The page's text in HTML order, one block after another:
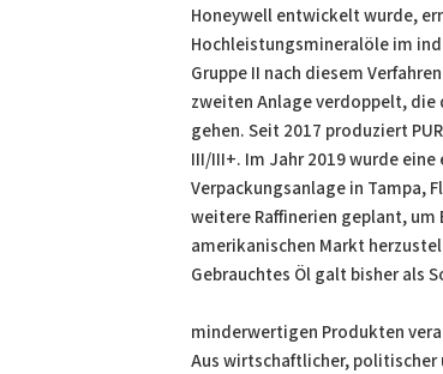
Honeywell entwickelt wurde,
Hochleistungsmineralöle im
Gruppe II nach diesem
zweiten Anlage verdoppelt,
gehen. Seit 2017 produziert
III/III+. Im Jahr 2019 wurde
Verpackungsanlage in Tampa,
weitere Raffinerien geplant, um
amerikanischen Markt
Gebrauchtes Öl galt bisher als
minderwertigen Produkten
Aus wirtschaftlicher,